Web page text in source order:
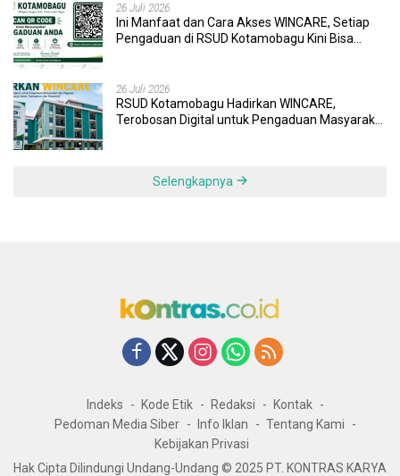
26 Juli 2026
Ini Manfaat dan Cara Akses WINCARE, Setiap
Pengaduan di RSUD Kotamobagu Kini Bisa
26 Juli 2026
RSUD Kotamobagu Hadirkan WINCARE,
Terobosan Digital untuk Pengaduan Masyarakat
Selengkapnya
Indeks Kode Etik Redaksi
Kontak
Pedoman Media Siber
Info Iklan
Tentang Kami
Kebijakan Privasi
Hak Cipta Dilindungi Undang-Undang © 2025 PT. KONTRAS KARYA